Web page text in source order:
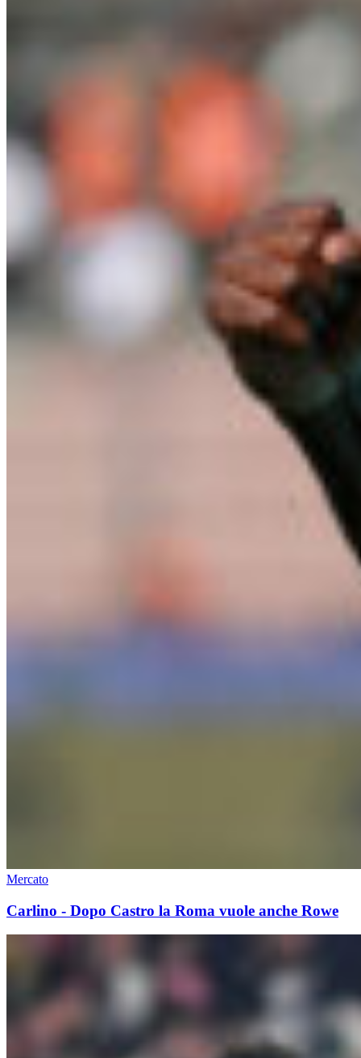
Mercato
Carlino - Dopo Castro la Roma vuole anche Rowe